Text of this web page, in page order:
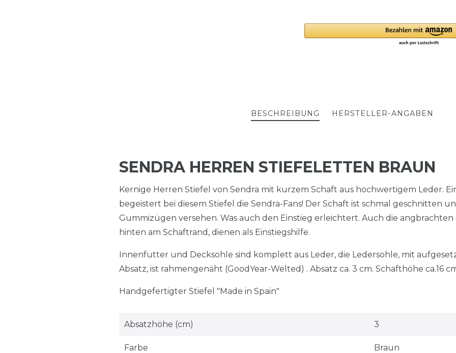
BESCHREIBUNG HERSTELLER-ANGABEN
SENDRA HERREN STIEFELETTEN BRAUN
Kernige Herren Stiefel von Sendra mit kurzem Schaft aus hochwertigem Leder.
begeistert bei diesem Stiefel die Sendra-Fans! Der Schaft ist schmal geschnitten
Gummizügen versehen. Was auch den Einstieg erleichtert. Auch die
hinten am Schaftrand, dienen als Einstiegshilfe.
Innenfutter und Decksohle sind komplett aus Leder, die Ledersohle, mit
Absatz, ist rahmengenäht (GoodYear-Welted) . Absatz ca. 3 cm. Schafthöhe ca.16
Handgefertigter Stiefel "Made in Spain"
Absatzhöhe (cm) 3
Farbe Braun